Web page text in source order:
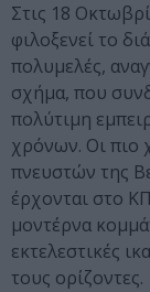
Στις 18
φιλοξενεί το
πολυμελές,
σχήμα, που
πολύτιμη
χρόνων. Οι πιο
πνευστών της
έρχονται στο
μοντέρνα
εκτελεστικές
τους ορίζοντες.